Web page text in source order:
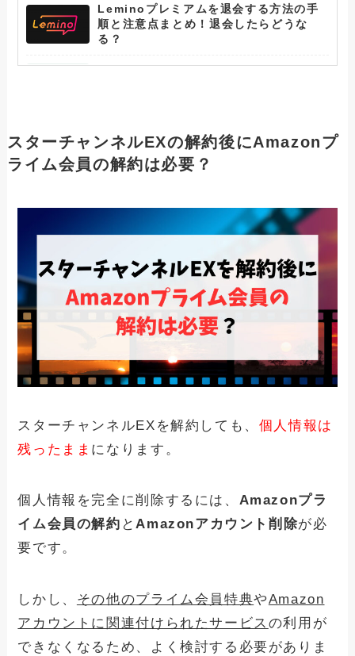
Leminoプレミアムを退会する方法の手
順と注意点まとめ！退会したらどうな
る？
金を止める方法と注意事項
課金を止める方法と注意事項
FODプレミアムを解約できない人へ！確
実に課金を止める方法と注意事項
DAZNを解約・退会できない人へ！確実
に課金を止める方法と注意事項
ント削除の方法は？
スターチャンネルEXの解約後にAmazonプ
ライム会員の解約は必要？
スターチャンネルEXを解約しても、 個人情報は
残ったまま になります。
個人情報を完全に削除するには、 Amazonプラ
イム会員の解約 とAmazonアカウント削除が必
要です。
しかし、 その他のプライム会員特典やAmazon
アカウントに関連付けられたサービス の利用が
できなくなるため、よく検討する必要がありま